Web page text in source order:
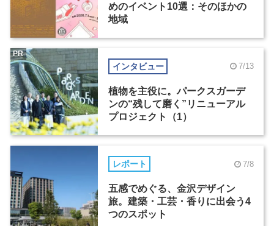
めのイベント10選：そのほかの
地域
インタビュー 7/13
植物を主役に。パークスガーデ
ンの“残して磨く”リニューアル
プロジェクト（1）
PR
レポート 7/8
五感でめぐる、金沢デザイン
旅。建築・工芸・香りに出会う4
つのスポット